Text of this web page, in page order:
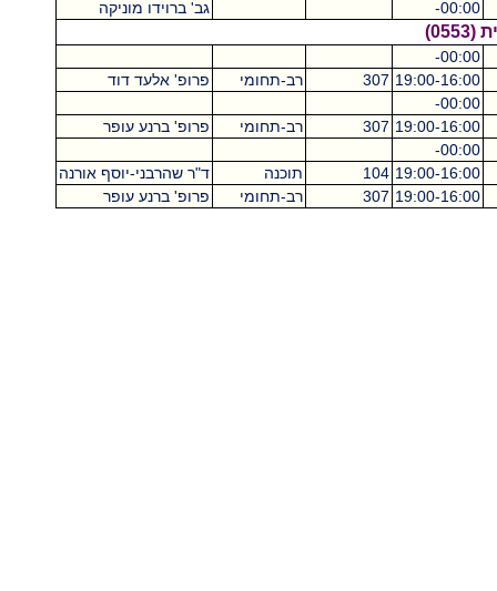
00:00-
גב' ברוידו מוניקה
00:00-
19:00-16:00
307 רב-תחומי
פרופ' אלעד דוד
00:00-
19:00-16:00
307 רב-תחומי
פרופ' ברנע עופר
00:00-
19:00-16:00
104 תוכנה
ד"ר שהרבני-יוסף אורנה
19:00-16:00
307 רב-תחומי פרופ' ברנע עופר